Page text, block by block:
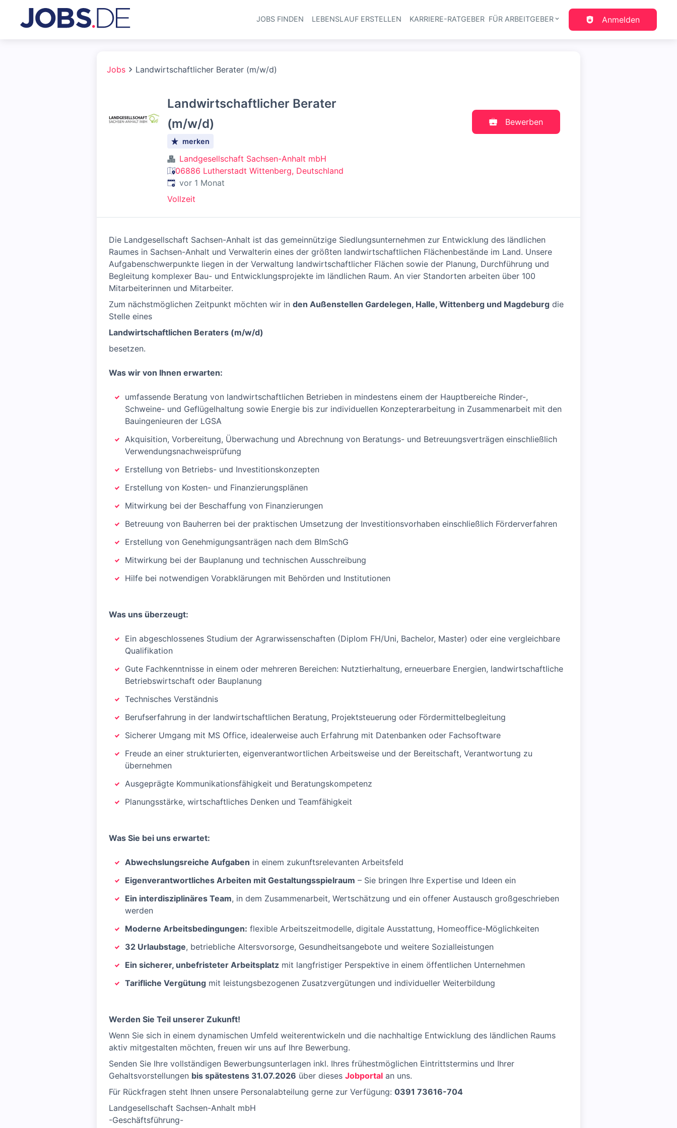
Haupt-Navigation
JOBS FINDEN LEBENSLAUF ERSTELLEN KARRIERE-RATGEBER FÜR ARBEITGEBER Anmelden
Jobs Landwirtschaftlicher Berater (m/w/d)
Landwirtschaftlicher Berater
(m/w/d)
merken
Landgesellschaft Sachsen-Anhalt mbH
06886 Lutherstadt Wittenberg, Deutschland
Veröffentlicht:
vor 1 Monat
Vollzeit
Bewerben
Die Landgesellschaft Sachsen-Anhalt ist das gemeinnützige Siedlungsunternehmen zur Entwicklung des ländlichen
Raumes in Sachsen-Anhalt und Verwalterin eines der größten landwirtschaftlichen Flächenbestände im Land. Unsere
Aufgabenschwerpunkte liegen in der Verwaltung landwirtschaftlicher Flächen sowie der Planung, Durchführung und
Begleitung komplexer Bau- und Entwicklungsprojekte im ländlichen Raum. An vier Standorten arbeiten über 100
Mitarbeiterinnen und Mitarbeiter.
Zum nächstmöglichen Zeitpunkt möchten wir in den Außenstellen Gardelegen, Halle, Wittenberg und Magdeburg die
Stelle eines
Landwirtschaftlichen Beraters (m/w/d)
besetzen.
Was wir von Ihnen erwarten:
umfassende Beratung von landwirtschaftlichen Betrieben in mindestens einem der Hauptbereiche Rinder-,
Schweine- und Geflügelhaltung sowie Energie bis zur individuellen Konzepterarbeitung in Zusammenarbeit mit den
Bauingenieuren der LGSA
Akquisition, Vorbereitung, Überwachung und Abrechnung von Beratungs- und Betreuungsverträgen einschließlich
Verwendungsnachweisprüfung
Erstellung von Betriebs- und Investitionskonzepten
Erstellung von Kosten- und Finanzierungsplänen
Mitwirkung bei der Beschaffung von Finanzierungen
Betreuung von Bauherren bei der praktischen Umsetzung der Investitionsvorhaben einschließlich Förderverfahren
Erstellung von Genehmigungsanträgen nach dem BImSchG
Mitwirkung bei der Bauplanung und technischen Ausschreibung
Hilfe bei notwendigen Vorabklärungen mit Behörden und Institutionen
Was uns überzeugt:
Ein abgeschlossenes Studium der Agrarwissenschaften (Diplom FH/Uni, Bachelor, Master) oder eine vergleichbare
Qualifikation
Gute Fachkenntnisse in einem oder mehreren Bereichen: Nutztierhaltung, erneuerbare Energien, landwirtschaftliche
Betriebswirtschaft oder Bauplanung
Technisches Verständnis
Berufserfahrung in der landwirtschaftlichen Beratung, Projektsteuerung oder Fördermittelbegleitung
Sicherer Umgang mit MS Office, idealerweise auch Erfahrung mit Datenbanken oder Fachsoftware
Freude an einer strukturierten, eigenverantwortlichen Arbeitsweise und der Bereitschaft, Verantwortung zu
übernehmen
Ausgeprägte Kommunikationsfähigkeit und Beratungskompetenz
Planungsstärke, wirtschaftliches Denken und Teamfähigkeit
Was Sie bei uns erwartet:
Abwechslungsreiche Aufgaben in einem zukunftsrelevanten Arbeitsfeld
Eigenverantwortliches Arbeiten mit Gestaltungsspielraum – Sie bringen Ihre Expertise und Ideen ein
Ein interdisziplinäres Team, in dem Zusammenarbeit, Wertschätzung und ein offener Austausch großgeschrieben
werden
Moderne Arbeitsbedingungen: flexible Arbeitszeitmodelle, digitale Ausstattung, Homeoffice-Möglichkeiten
32 Urlaubstage, betriebliche Altersvorsorge, Gesundheitsangebote und weitere Sozialleistungen
Ein sicherer, unbefristeter Arbeitsplatz mit langfristiger Perspektive in einem öffentlichen Unternehmen
Tarifliche Vergütung mit leistungsbezogenen Zusatzvergütungen und individueller Weiterbildung
Werden Sie Teil unserer Zukunft!
Wenn Sie sich in einem dynamischen Umfeld weiterentwickeln und die nachhaltige Entwick­lung des ländlichen Raums
aktiv mitgestalten möchten, freuen wir uns auf Ihre Bewerbung.
Senden Sie Ihre vollständigen Bewerbungsunterlagen inkl. Ihres frühestmöglichen Eintrittstermins und Ihrer
Gehaltsvorstellungen bis spätestens 31.07.2026 über dieses Jobportal an uns.
Für Rückfragen steht Ihnen unsere Personalabteilung gerne zur Verfügung: 0391 73616-704
Landgesellschaft Sachsen-Anhalt mbH
-Geschäftsführung-